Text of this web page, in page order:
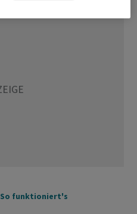
So funktioniert's